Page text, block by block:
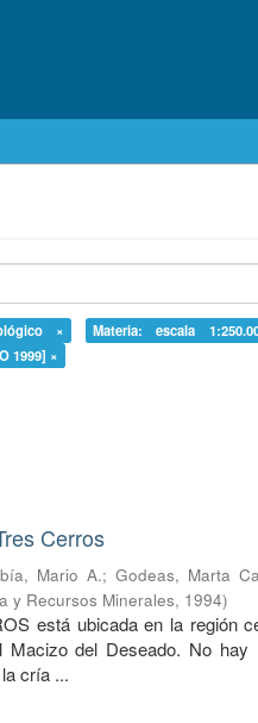
× Materia: escala
1999] ×
Cerros
Mario A.;Godeas, Marta
y Recursos Minerales, 1994)
está ubicada en la región
del Deseado. No hay
cría ...